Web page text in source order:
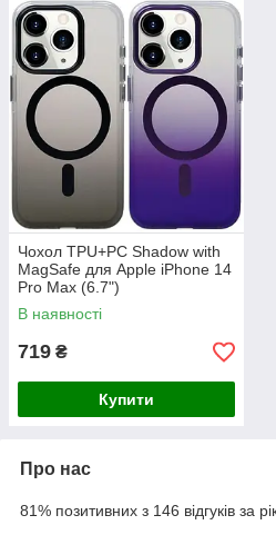
Чохол TPU+PC Shadow with
MagSafe для Apple iPhone 14
Pro Max (6.7")
В наявності
719 ₴
Купити
Про нас
81% позитивних з 146 відгуків за